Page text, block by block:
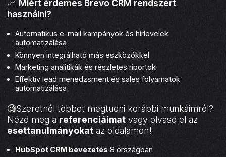
📈 Miért érdemes Brevo CRM rendszert
használni?
Automatikus e-mail kampányok és hírlevelek
automatizálása
Könnyen integrálható más eszközökkel
Marketing analitikák és részletes riportok
Effektív lead menedzsment és sales folyamatok
automatizálása
🧐Szeretnél többet megtudni korábbi munkáimról?
Nézd meg a referenciáimat vagy olvasd el az
esettanulmányokat az oldalamon!
HubSpot CRM bevezetés 8 országban